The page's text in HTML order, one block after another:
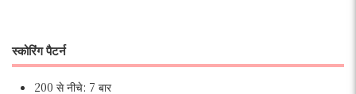
स्कोरिंग पैटर्न
200 से नीचे: 7 बार